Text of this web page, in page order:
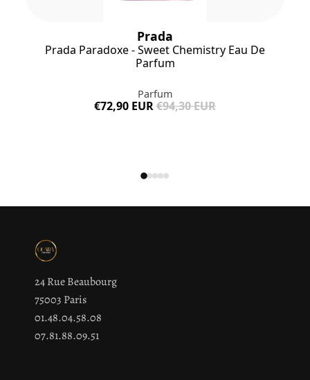
Prada
Prada Paradoxe - Sweet Chemistry Eau De
Parfum
Parfum
€72,90 EUR€94,30 EUR
24 Rue Beaubourg
75003 Paris
01.48.04.58.08
07.81.88.09.51